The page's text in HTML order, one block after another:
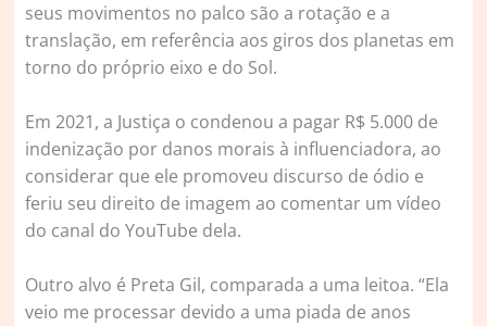
seus movimentos no palco são a rotação e a
translação, em referência aos giros dos planetas em
torno do próprio eixo e do Sol.
Em 2021, a Justiça o condenou a pagar R$ 5.000 de
indenização por danos morais à influenciadora, ao
considerar que ele promoveu discurso de ódio e
feriu seu direito de imagem ao comentar um vídeo
do canal do YouTube dela.
Outro alvo é Preta Gil, comparada a uma leitoa. “Ela
veio me processar devido a uma piada de anos